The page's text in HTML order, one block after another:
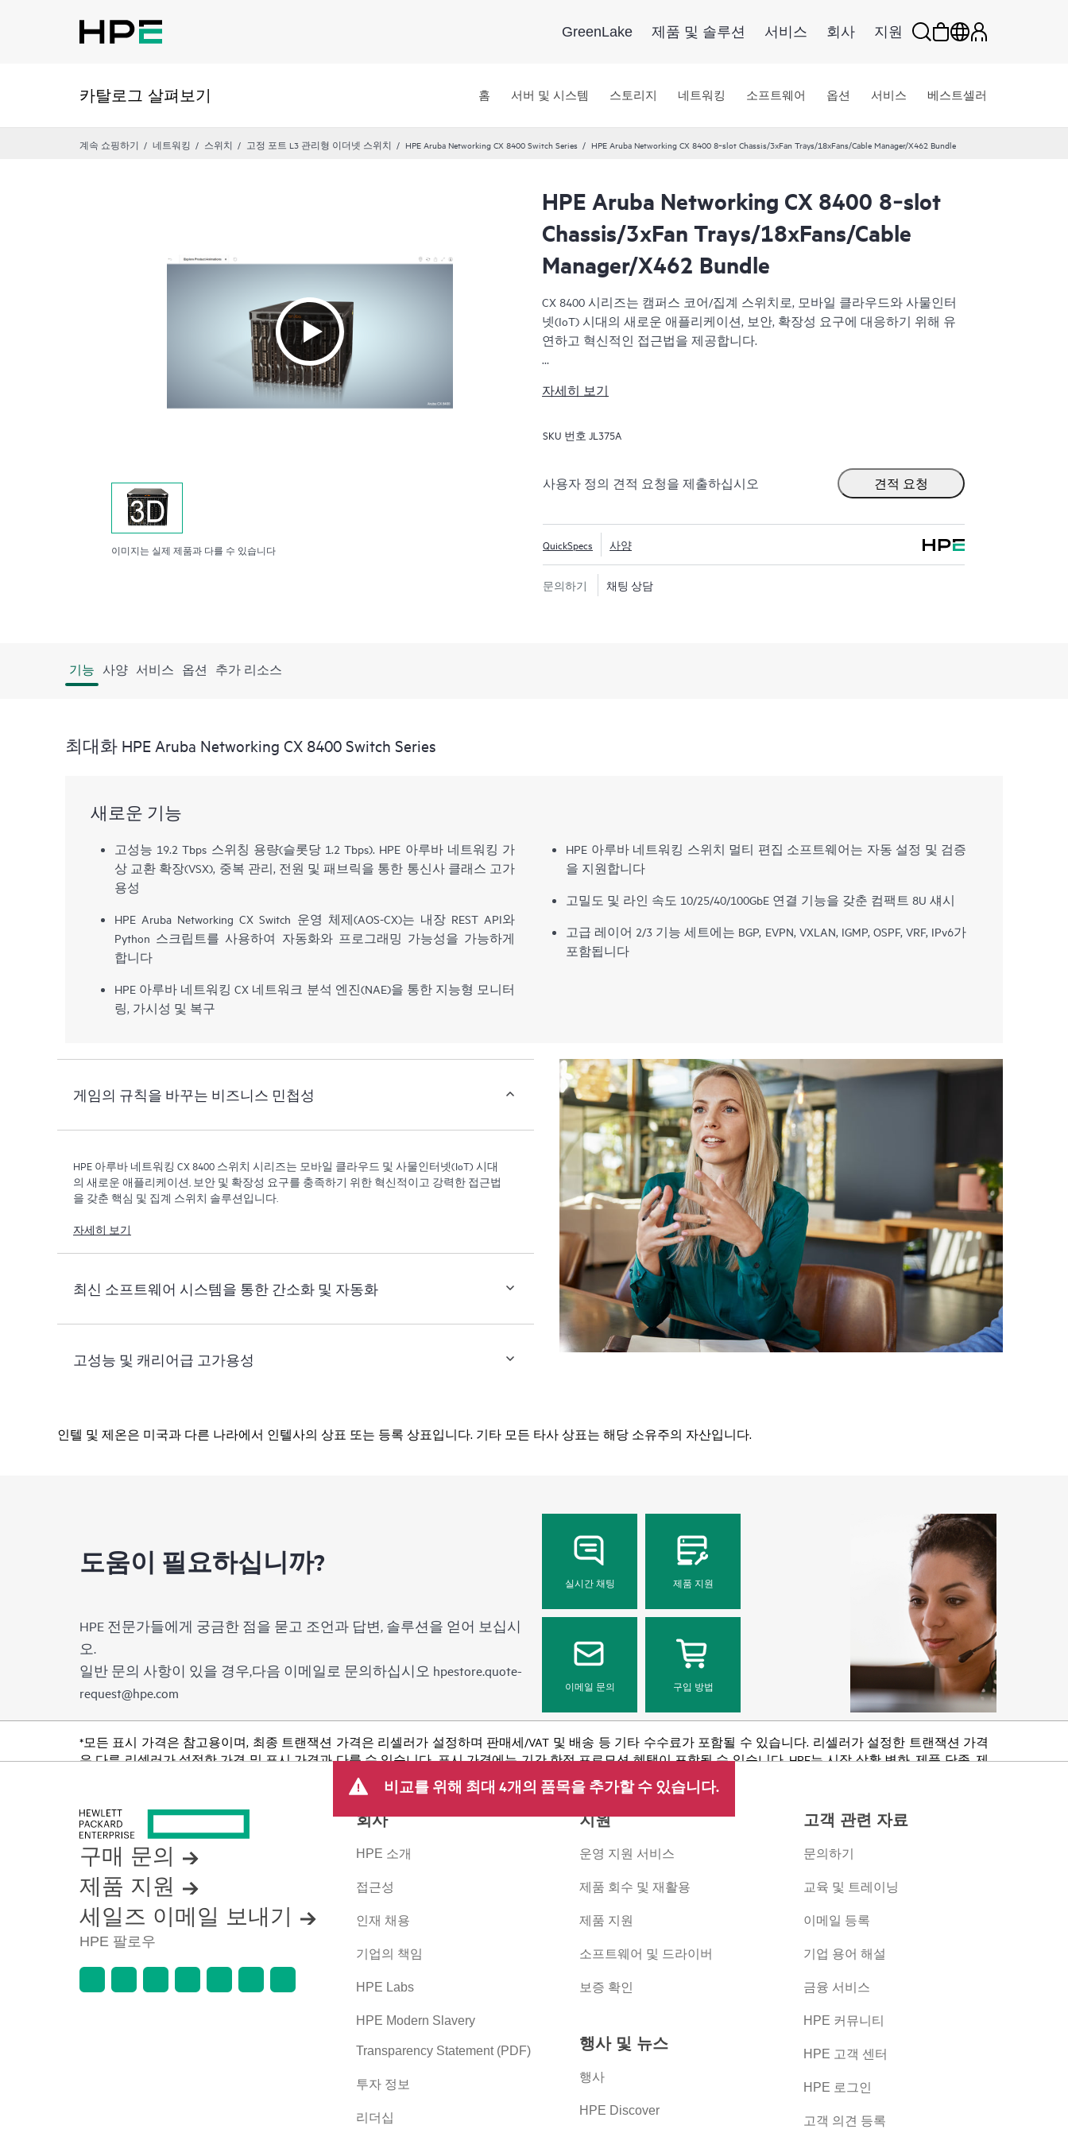
GreenLake 제품 및 솔루션 서비스 회사 지원
카탈로그 살펴보기 홈 서버 및 시스템 스토리지 네트워킹 소프트웨어 옵션 서비스 베스트셀러
계속 쇼핑하기 네트워킹 스위치 고정 포트 L3 관리형 이더넷 스위치 HPE Aruba Networking CX 8400 Switch Series HPE Aruba Networking CX 8400 8‑slot Chassis/3xFan Trays/18xFans/Cable Manager/X462 Bundle
이미지는 실제 제품과 다를 수 있습니다
HPE Aruba Networking CX 8400 8‑slot
Chassis/3xFan Trays/18xFans/Cable
Manager/X462 Bundle
CX 8400 시리즈는 캠퍼스 코어/집계 스위치로, 모바일 클라우드와 사물인터
넷(IoT) 시대의 새로운 애플리케이션, 보안, 확장성 요구에 대응하기 위해 유
연하고 혁신적인 접근법을 제공합니다.
위치로도 기능합니다.
자세히 보기
SKU 번호 JL375A
사용자 정의 견적 요청을 제출하십시오 견적 요청
QuickSpecs 사양
문의하기 채팅 상담
기능 사양 서비스 옵션 추가 리소스
최대화 HPE Aruba Networking CX 8400 Switch Series
새로운 기능
고성능 19.2 Tbps 스위칭 용량(슬롯당 1.2 Tbps). HPE 아루바 네트워킹 가
상 교환 확장(VSX), 중복 관리, 전원 및 패브릭을 통한 통신사 클래스 고가
용성
HPE Aruba Networking CX Switch 운영 체제(AOS-CX)는 내장 REST API와
Python 스크립트를 사용하여 자동화와 프로그래밍 가능성을 가능하게
합니다
HPE 아루바 네트워킹 CX 네트워크 분석 엔진(NAE)을 통한 지능형 모니터
링, 가시성 및 복구
HPE 아루바 네트워킹 스위치 멀티 편집 소프트웨어는 자동 설정 및 검증
을 지원합니다
고밀도 및 라인 속도 10/25/40/100GbE 연결 기능을 갖춘 컴팩트 8U 섀시
고급 레이어 2/3 기능 세트에는 BGP, EVPN, VXLAN, IGMP, OSPF, VRF, IPv6가
포함됩니다
게임의 규칙을 바꾸는 비즈니스 민첩성
HPE 아루바 네트워킹 CX 8400 스위치 시리즈는 모바일 클라우드 및 사물인터넷(IoT) 시대
의 새로운 애플리케이션, 보안 및 확장성 요구를 충족하기 위한 혁신적이고 강력한 접근법
을 갖춘 핵심 및 집계 스위치 솔루션입니다.
자세히 보기
최신 소프트웨어 시스템을 통한 간소화 및 자동화
고성능 및 캐리어급 고가용성
인텔 및 제온은 미국과 다른 나라에서 인텔사의 상표 또는 등록 상표입니다. 기타 모든 타사 상표는 해당 소유주의 자산입니다.
도움이 필요하십니까?
HPE 전문가들에게 궁금한 점을 묻고 조언과 답변, 솔루션을 얻어 보십시
오.
일반 문의 사항이 있을 경우,다음 이메일로 문의하십시오 hpestore.quote-
request@hpe.com
실시간 채팅 제품 지원
이메일 문의 구입 방법
*모든 표시 가격은 참고용이며, 최종 트랜잭션 가격은 리셀러가 설정하며 판매세/VAT 및 배송 등 기타 수수료가 포함될 수 있습니다. 리셀러가 설정한 트랜잭션 가격
은 다른 리셀러가 설정한 가격 및 표시 가격과 다를 수 있습니다. 표시 가격에는 기간 한정 프로모션 혜택이 포함될 수 있습니다. HPE는 시장 상황 변화, 제품 단종, 제
품 가용성 제한, 프로모션 수명 종료, 광고 오류 등을 포함하되 이에 국한되지 않는 사유로 언제든지 가격을 조정할 권리를 보유합니다.
비교를 위해 최대 4개의 품목을 추가할 수 있습니다.
구매 문의
제품 지원
세일즈 이메일 보내기
HPE 팔로우
회사
HPE 소개
접근성
인재 채용
기업의 책임
HPE Labs
HPE Modern Slavery
Transparency Statement (PDF)
투자 정보
리더십
지원
운영 지원 서비스
제품 회수 및 재활용
제품 지원
소프트웨어 및 드라이버
보증 확인
행사 및 뉴스
행사
HPE Discover
고객 관련 자료
문의하기
교육 및 트레이닝
이메일 등록
기업 용어 해설
금융 서비스
HPE 커뮤니티
HPE 고객 센터
HPE 로그인
고객 의견 등록